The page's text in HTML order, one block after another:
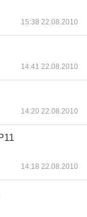
15:38 22.08.2010
14:41 22.08.2010
14:20 22.08.2010
14:18 22.08.2010